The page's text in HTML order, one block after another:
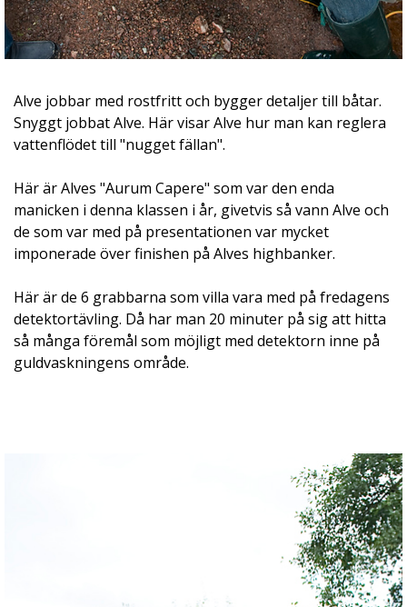
Alve jobbar med rostfritt och bygger detaljer till båtar.
Snyggt jobbat Alve. Här visar Alve hur man kan reglera
vattenflödet till "nugget fällan".
Här är Alves "Aurum Capere" som var den enda
manicken i denna klassen i år, givetvis så vann Alve och
de som var med på presentationen var mycket
imponerade över finishen på Alves highbanker.
Här är de 6 grabbarna som villa vara med på fredagens
detektortävling. Då har man 20 minuter på sig att hitta
så många föremål som möjligt med detektorn inne på
guldvaskningens område.